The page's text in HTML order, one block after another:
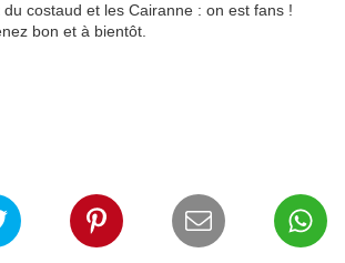
costaud et les Cairanne : on est fans !
bon et à bientôt.